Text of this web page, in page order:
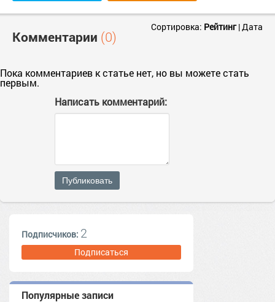
Комментарии (0)
Сортировка: Рейтинг|Дата
Пока комментариев к статье нет, но вы можете стать
первым.
Написать комментарий:
Публиковать
Подписчиков: 2
Подписаться
Популярные записи